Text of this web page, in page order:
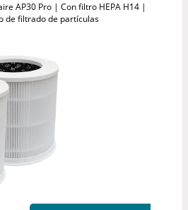
AP30 Pro | Con filtro HEPA H14 |
de filtrado de partículas